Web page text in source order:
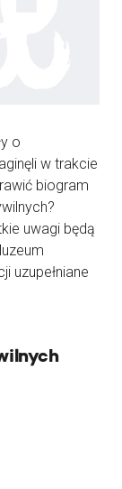
o
w trakcie
biogram
uwagi będą
uzupełniane